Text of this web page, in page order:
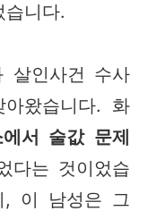
습니다.
살인사건 수사
왔습니다. 화
에서 술값 문제
다는 것이었습
, 이 남성은 그